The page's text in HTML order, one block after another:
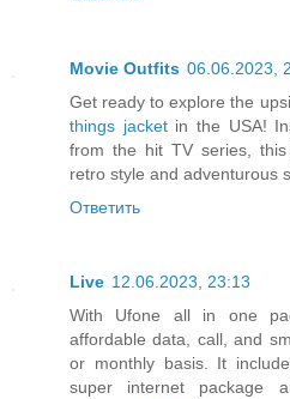
Movie Outfits 06.06.2023,
Get ready to explore the
things jacketin the USA!
from the hit TV series,
retro style and adventurous
Ответить
Live 12.06.2023, 23:13
With Ufone all in one
affordable data, call, and
or monthly basis. It
super internet package